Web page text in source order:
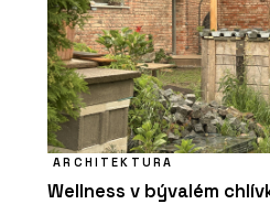
ARCHITEKTURA
Wellness v bývalém